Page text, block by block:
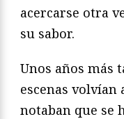
acercarse otra
su sabor.
Unos años más
escenas volvían
notaban que se